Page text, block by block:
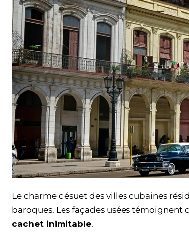
Le charme désuet des villes cubaines
baroques. Les façades usées témoignent
cachet inimitable.